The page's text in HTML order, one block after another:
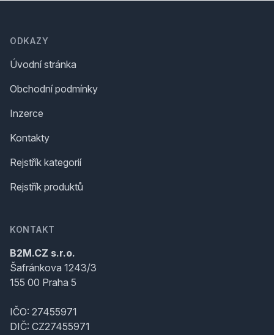
ODKAZY
Úvodní stránka
Obchodní podmínky
Inzerce
Kontakty
Rejstřík kategorií
Rejstřík produktů
KONTAKT
B2M.CZ s.r.o.
Šafránkova 1243/3
155 00 Praha 5
IČO: 27455971
DIČ: CZ27455971